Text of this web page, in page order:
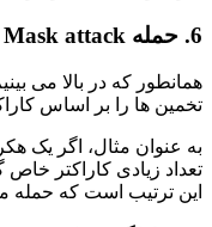
6. حمله Mask attack
تخمین ها را بر اساس
به عنوان مثال، اگر یک
تعداد زیادی کاراکتر
این ترتیب است که حمله